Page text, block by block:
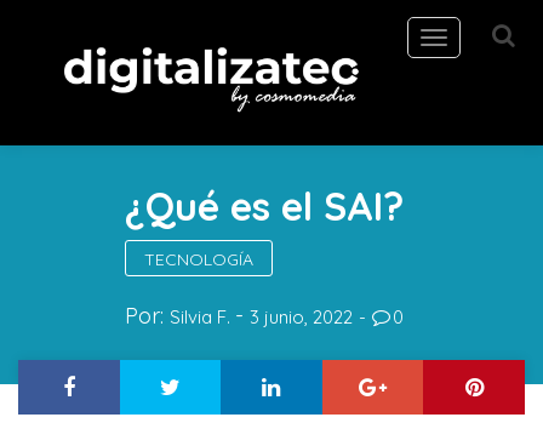
Toggle
navigation
¿Qué es el SAI?
TECNOLOGÍA
Por: Silvia F. 3 junio, 2022 0